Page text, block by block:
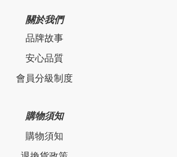
關於我們
品牌故事
安心品質
會員分級制度
購物須知
購物須知